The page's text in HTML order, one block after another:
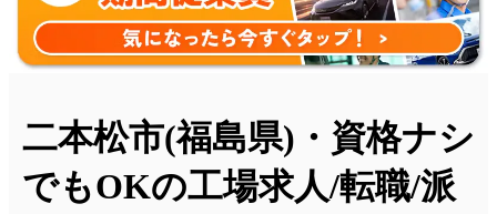
二本松市(福島県)・資格ナシ
でもOKの工場求人/転職/派